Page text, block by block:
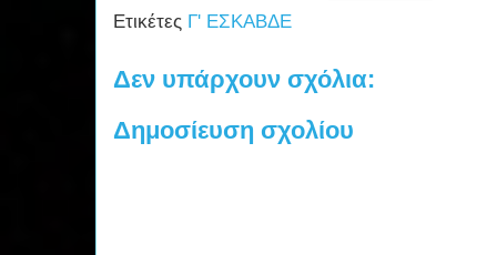
Ετικέτες Γ' ΕΣΚΑΒΔΕ
Δεν υπάρχουν σχόλια:
Δημοσίευση σχολίου